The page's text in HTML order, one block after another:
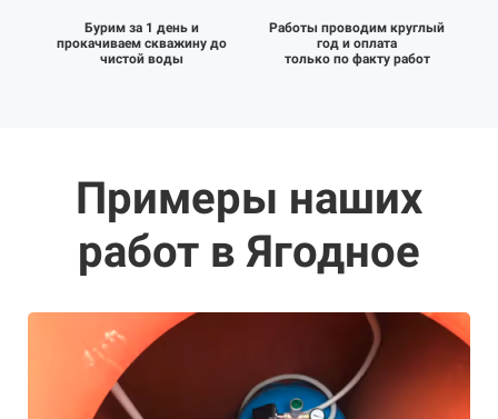
Бурим за 1 день и
прокачиваем скважину до
чистой воды
Работы проводим круглый
год и оплата
только по факту работ
Примеры наших
работ в Ягодное